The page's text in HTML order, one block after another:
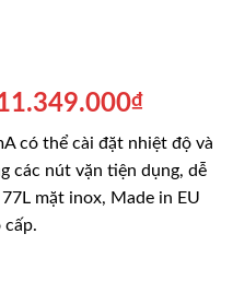
₫Giá
tại
là:
có thể cài đặt nhiệt độ và
các nút vặn tiện dụng, dễ
mặt inox, Made in EU
cấp.